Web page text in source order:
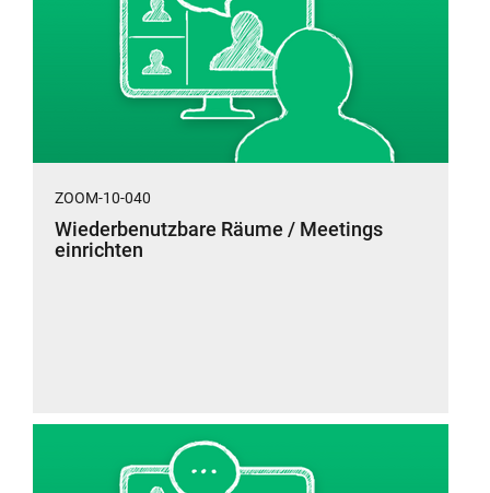
ZOOM-10-040
Wiederbenutzbare Räume / Meetings
einrichten